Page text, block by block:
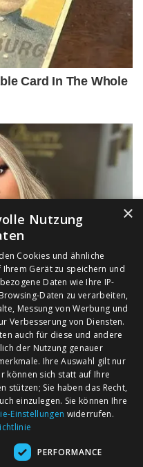
nach Bundesländern
nach PLZ
Märkte nach Umkreis
Flohmarkt
×
Nutzung
Cookies und ähnliche
Gerät zu speichern und
Daten wie Ihre IP-
Daten zu verarbeiten,
Messung von Werbung und
Verbesserung von Diensten.
auch für diese und andere
der Nutzung genauer
Ihre Auswahl gilt nur
können sich statt auf Ihre
stützen; Sie haben das Recht,
einzulegen. Sie können Ihre
Einstellungen widerrufen.
PERFORMANCE